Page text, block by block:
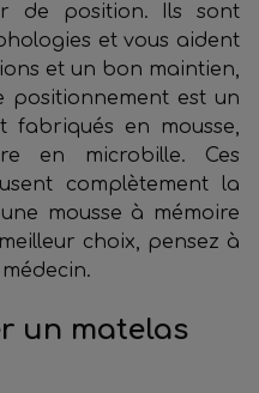
de position. Ils sont
et vous aident
et un bon maintien,
positionnement est un
fabriqués en mousse,
en microbille. Ces
complètement la
mousse à mémoire
choix, pensez à
un matelas